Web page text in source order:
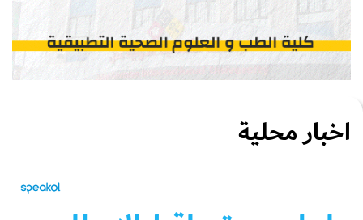
اخبار محلية